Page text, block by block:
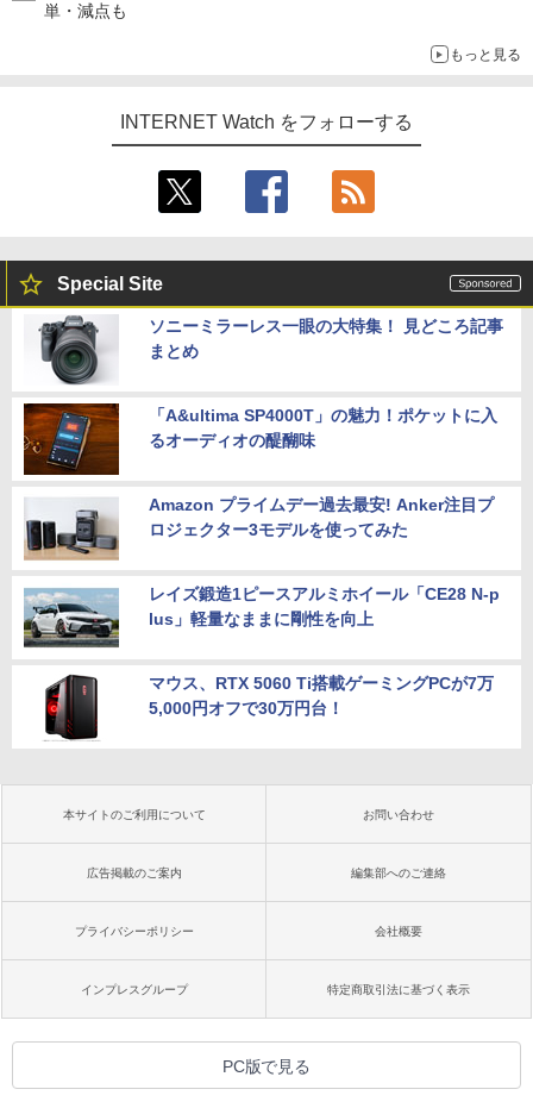
単・減点も
もっと見る
INTERNET Watch をフォローする
Special Site
ソニーミラーレス一眼の大特集！ 見どころ記事
まとめ
「A&ultima SP4000T」の魅力！ポケットに入
るオーディオの醍醐味
Amazon プライムデー過去最安! Anker注目プ
ロジェクター3モデルを使ってみた
レイズ鍛造1ピースアルミホイール「CE28 N-p
lus」軽量なままに剛性を向上
マウス、RTX 5060 Ti搭載ゲーミングPCが7万
5,000円オフで30万円台！
本サイトのご利用について お問い合わせ
広告掲載のご案内 編集部へのご連絡
プライバシーポリシー 会社概要
インプレスグループ 特定商取引法に基づく表示
PC版で見る